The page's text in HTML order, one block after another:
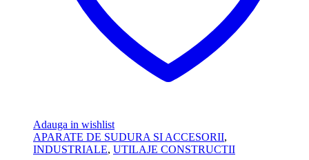
Adauga in wishlist
APARATE DE SUDURA SI ACCESORII,
INDUSTRIALE, UTILAJE CONSTRUCTII